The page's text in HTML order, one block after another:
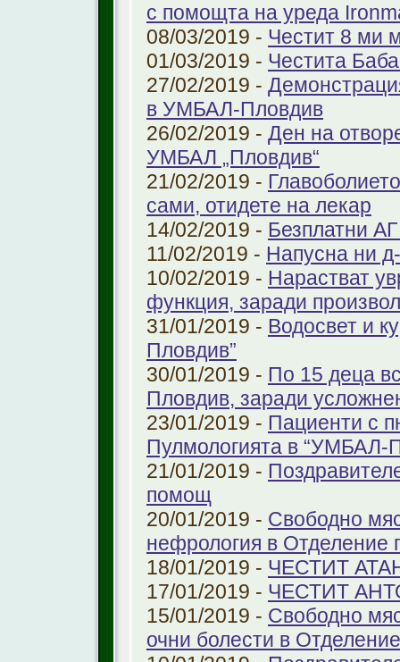
с помощта на уреда
08/03/2019 - Честит 8 ми
01/03/2019 - Честита
27/02/2019 -
в УМБАЛ-Пловдив
26/02/2019 - Ден на
УМБАЛ „Пловдив“
21/02/2019 -
сами, отидете на лекар
14/02/2019 - Безплатни
11/02/2019 - Напусна ни
10/02/2019 - Нарастват
функция, заради
31/01/2019 - Водосвет и
Пловдив”
30/01/2019 - По 15 деца
Пловдив, заради
23/01/2019 - Пациенти с
Пулмологията в “УМБАЛ-
21/01/2019 -
помощ
20/01/2019 - Свободно
нефрология в Отделение
18/01/2019 - ЧЕСТИТ
17/01/2019 - ЧЕСТИТ
15/01/2019 - Свободно
очни болести в